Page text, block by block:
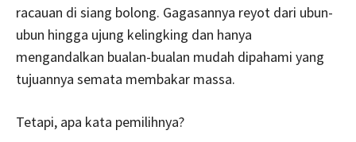
racauan di siang bolong. Gagasannya reyot dari ubun-
ubun hingga ujung kelingking dan hanya
mengandalkan bualan-bualan mudah dipahami yang
tujuannya semata membakar massa.
Tetapi, apa kata pemilihnya?